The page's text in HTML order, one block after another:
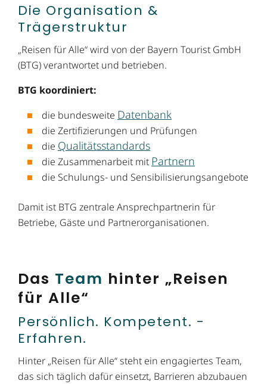
Die Organisation &
Trägerstruktur
„Reisen für Alle“ wird von der Bayern Tourist GmbH
(BTG) verantwortet und betrieben.
BTG koordiniert:
die bundesweite Datenbank
die Zertifizierungen und Prüfungen
die Qualitätsstandards
die Zusammenarbeit mit Partnern
die Schulungs- und Sensibi­lisierungs­angebote
Damit ist BTG zentrale Ansprechpartnerin für
Betriebe, Gäste und Partner­organisationen.
Das Team hinter „Reisen
für Alle“
Persönlich. Kompetent. ­
Erfahren.
Hinter „Reisen für Alle“ steht ein engagiertes Team,
das sich täglich dafür einsetzt, Barrieren abzubauen